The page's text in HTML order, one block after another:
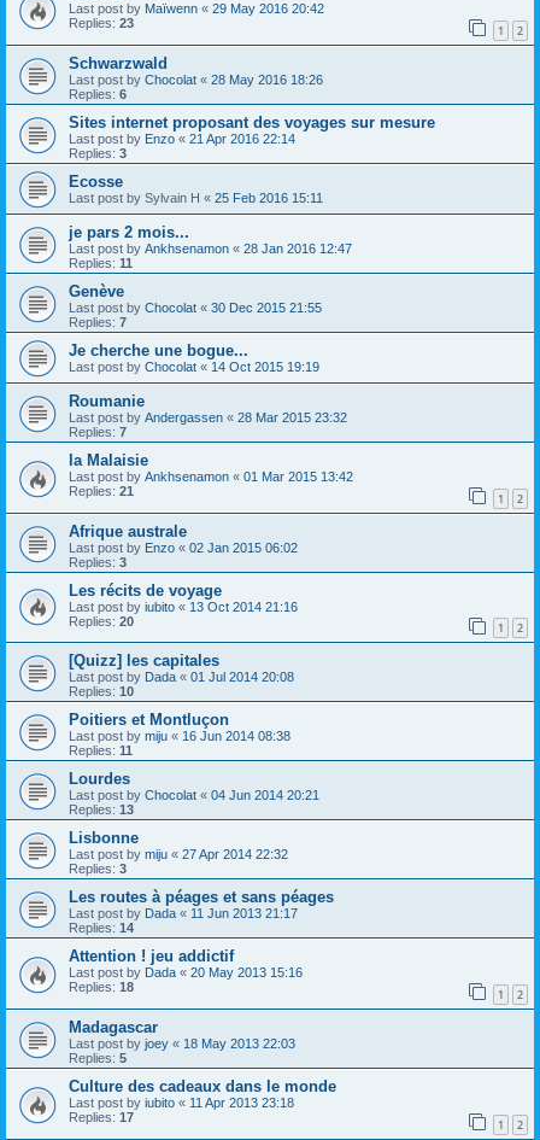
Last post by Maïwenn « 29 May 2016 20:42
Replies: 23 1 2
Schwarzwald
Last post by Chocolat « 28 May 2016 18:26
Replies: 6
Sites internet proposant des voyages sur mesure
Last post by Enzo « 21 Apr 2016 22:14
Replies: 3
Ecosse
Last post by Sylvain H « 25 Feb 2016 15:11
je pars 2 mois...
Last post by Ankhsenamon « 28 Jan 2016 12:47
Replies: 11
Genève
Last post by Chocolat « 30 Dec 2015 21:55
Replies: 7
Je cherche une bogue...
Last post by Chocolat « 14 Oct 2015 19:19
Roumanie
Last post by Andergassen « 28 Mar 2015 23:32
Replies: 7
la Malaisie
Last post by Ankhsenamon « 01 Mar 2015 13:42
Replies: 21 1 2
Afrique australe
Last post by Enzo « 02 Jan 2015 06:02
Replies: 3
Les récits de voyage
Last post by iubito « 13 Oct 2014 21:16
Replies: 20 1 2
[Quizz] les capitales
Last post by Dada « 01 Jul 2014 20:08
Replies: 10
Poitiers et Montluçon
Last post by miju « 16 Jun 2014 08:38
Replies: 11
Lourdes
Last post by Chocolat « 04 Jun 2014 20:21
Replies: 13
Lisbonne
Last post by miju « 27 Apr 2014 22:32
Replies: 3
Les routes à péages et sans péages
Last post by Dada « 11 Jun 2013 21:17
Replies: 14
Attention ! jeu addictif
Last post by Dada « 20 May 2013 15:16
Replies: 18 1 2
Madagascar
Last post by joey « 18 May 2013 22:03
Replies: 5
Culture des cadeaux dans le monde
Last post by iubito « 11 Apr 2013 23:18
Replies: 17 1 2